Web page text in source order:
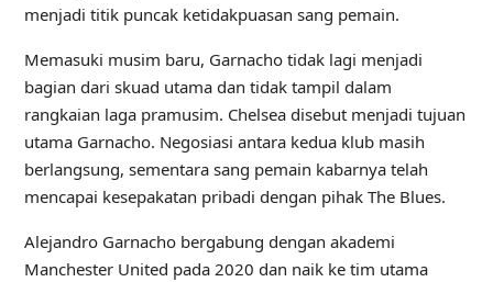
menjadi titik puncak ketidakpuasan sang pemain.
Memasuki musim baru, Garnacho tidak lagi menjadi
bagian dari skuad utama dan tidak tampil dalam
rangkaian laga pramusim. Chelsea disebut menjadi tujuan
utama Garnacho. Negosiasi antara kedua klub masih
berlangsung, sementara sang pemain kabarnya telah
mencapai kesepakatan pribadi dengan pihak The Blues.
Alejandro Garnacho bergabung dengan akademi
Manchester United pada 2020 dan naik ke tim utama